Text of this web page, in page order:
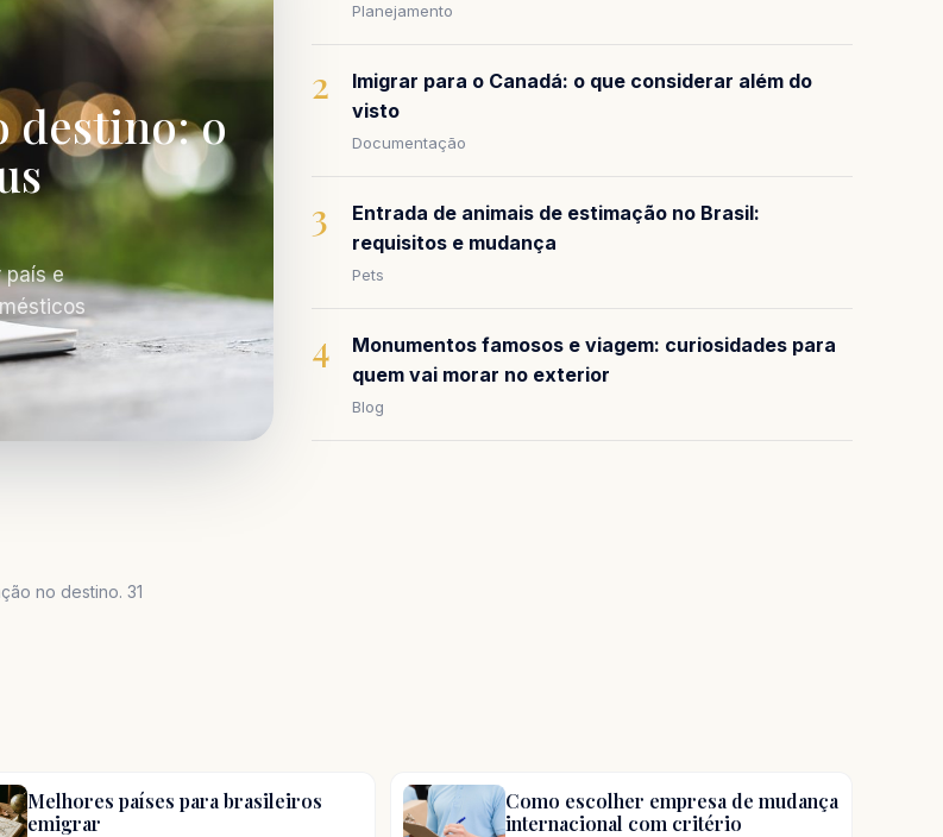
destino: o
país e
Planejamento
2
Imigrar para o Canadá: o que considerar além do
visto
Documentação
3
Entrada de animais de estimação no Brasil:
requisitos e mudança
Pets
4
Monumentos famosos e viagem: curiosidades para
quem vai morar no exterior
Blog
no destino. 31
Melhores países para brasileiros
emigrar
Como escolher empresa de mudança
internacional com critério